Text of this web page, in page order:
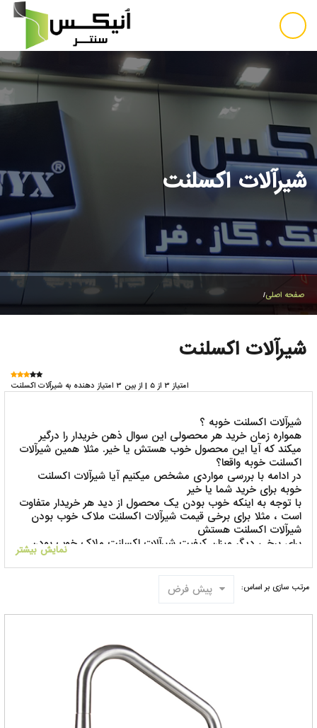
شیرآلات اکسلنت
صفحه اصلی
شیرآلات اکسلنت
امتیاز 3 از 5 | از بین 3 امتیاز دهنده به شیرآلات اکسلنت
شیرآلات اکسلنت خوبه ؟
همواره زمان خرید هر محصولی این سوال ذهن خریدار را درگیر
میکند که آیا این محصول خوب هستش یا خیر. مثلا همین شیرآلات
اکسلنت خوبه واقعا؟
در ادامه با بررسی مواردی مشخص میکنیم آیا شیرآلات اکسلنت
خوبه برای خرید شما یا خیر
با توجه به اینکه خوب بودن یک محصول از دید هر خریدار متفاوت
است ، مثلا برای برخی قیمت شیرآلات اکسلنت ملاک خوب بودن
شیرآلات اکسلنت هستش
برای برخی دیگر میزان کیفیت شیرآلات اکسلنت ملاک خوب بودن
پس جواب اینکه شیرآلات اکسلنت خوب هستش یا نه را نمیشه به
همه یکسان پاسخ داد
باید بر اساس نیاز و هدفی که خریدار دارد به ایشان گفته شود این
محصول خوب هستش یا خیر
برای اطمینان از این که شیرآلات اکسلنت خوبه حتما با ما در تماس
نمایش بیشتر
مرتب سازی بر اساس: پیش فرض